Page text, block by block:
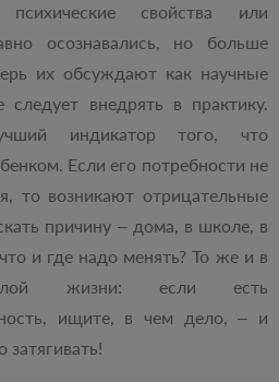
свойства или
осознавались, но больше
их обсуждают как научные
следует внедрять в практику.
индикатор того, что
Если его потребности не
то возникают отрицательные
причину – дома, в школе, в
и где надо менять? То же и в
жизни: если есть
ищите, в чем дело, – и